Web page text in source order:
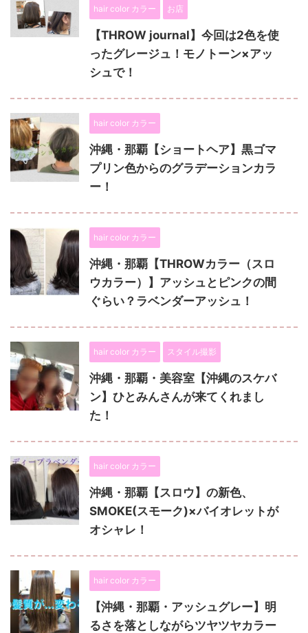
hair color カラー お店
【THROW journal】今回は2色を使
ったグレージュ！モノトーン×アッ
シュで！
hair color カラー
沖縄・那覇【ショートヘア】黒ゴマ
プリン色からのグラデーションカラ
ー！
hair color カラー
沖縄・那覇【THROWカラー（スロ
ウカラー）】アッシュとピンクの間
ぐらい？ラベンダーアッシュ！
hair color カラー スタイル撮影
沖縄・那覇・美容室【沖縄のスケバ
ン】ひとみんさんが来てくれまし
た！
hair color カラー
沖縄・那覇【スロウ】の新色、
SMOKE(スモーク)×バイオレットが
オシャレ！
hair color カラー
【沖縄・那覇・アッシュグレー】明
るさを落としながらツヤツヤカラー